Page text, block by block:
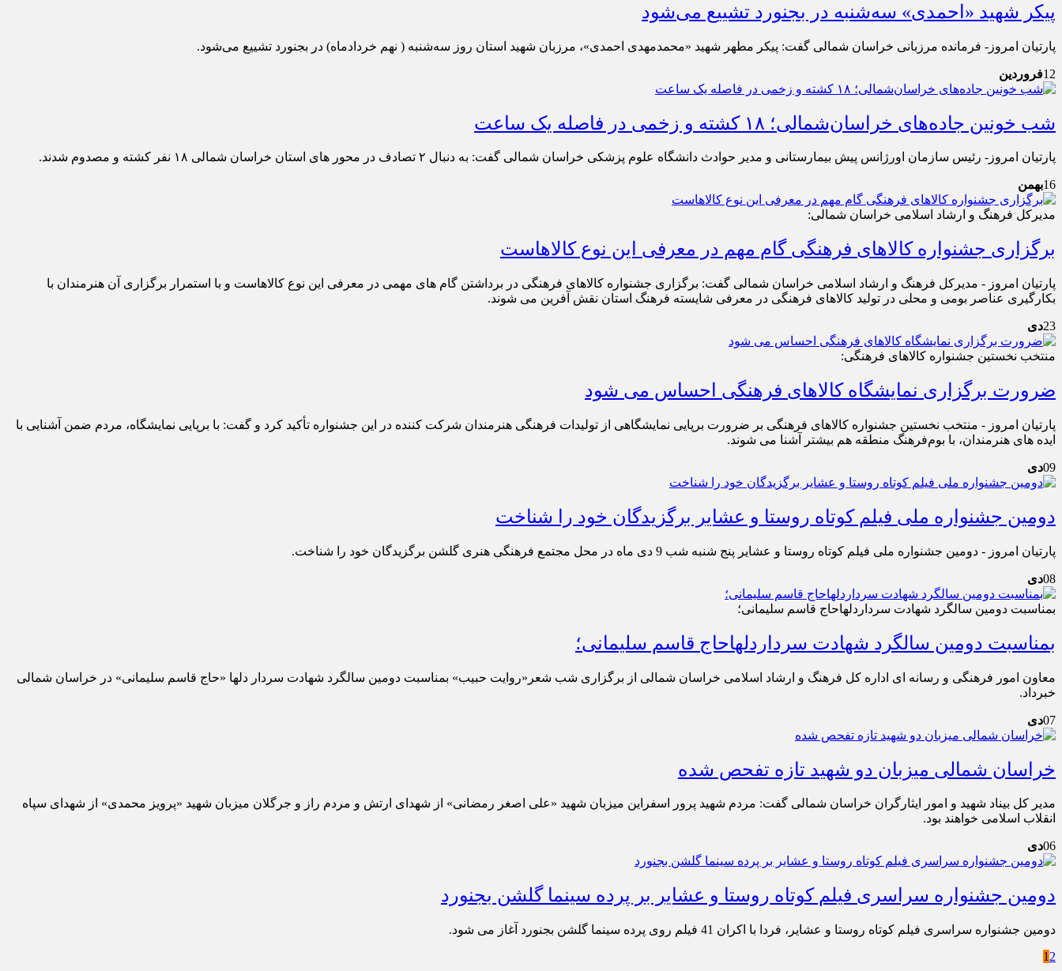
پیکر شهید «احمدی» سه‌شنبه در بجنورد تشییع می‌شود
پارتیان امروز- فرمانده مرزبانی خراسان شمالی گفت: پیکر مطهر شهید «محمدمهدی احمدی»، مرزبان شهید استان روز سه‌شنبه ( نهم خردادماه) در بجنورد تشییع می‌شود.
12فروردین
شب خونین جاده‌های خراسان‌شمالی؛ ۱۸ کشته و زخمی در فاصله یک ساعت
پارتیان امروز- رئیس سازمان اورژانس پیش بیمارستانی و مدیر حوادث دانشگاه علوم پزشکی خراسان شمالی گفت: به دنبال ۲ تصادف در محور های استان خراسان شمالی ۱۸ نفر کشته و مصدوم شدند.
16بهمن
مدیرکل فرهنگ و ارشاد اسلامی خراسان شمالی:
برگزاری جشنواره کالاهای فرهنگی گام مهم در معرفی این نوع کالاهاست
پارتیان امروز - مدیرکل فرهنگ و ارشاد اسلامی خراسان شمالی گفت: برگزاری جشنواره کالاهای فرهنگی در برداشتن گام های مهمی در معرفی این نوع کالاهاست و با استمرار برگزاری آن هنرمندان با
بکارگیری عناصر بومی و محلی در تولید کالاهای فرهنگی در معرفی شایسته فرهنگ استان نقش آفرین می شوند.
23دی
منتخب نخستین جشنواره کالاهای فرهنگی:
ضرورت برگزاری نمایشگاه کالاهای فرهنگی احساس می شود
پارتیان امروز - منتخب نخستین جشنواره کالاهای فرهنگی بر ضرورت برپایی نمایشگاهی از تولیدات فرهنگی هنرمندان شرکت کننده در این جشنواره تأکید کرد و گفت: با برپایی نمایشگاه، مردم ضمن آشنایی با
ایده های هنرمندان، با بوم‌فرهنگ منطقه هم بیشتر آشنا می شوند.
09دی
دومین جشنواره ملی فیلم کوتاه روستا و عشایر برگزیدگان خود را شناخت
پارتیان امروز - دومین جشنواره ملی فیلم کوتاه روستا و عشایر پنج شنبه شب 9 دی ماه در محل مجتمع فرهنگی هنری گلشن برگزیدگان خود را شناخت.
08دی
بمناسبت دومین سالگرد شهادت سرداردلهاحاج قاسم سلیمانی؛
بمناسبت دومین سالگرد شهادت سرداردلهاحاج قاسم سلیمانی؛
معاون امور فرهنگی و رسانه ای اداره کل فرهنگ و ارشاد اسلامی خراسان شمالی از برگزاری شب شعر«روایت حبیب» بمناسبت دومین سالگرد شهادت سردار دلها «حاج قاسم سلیمانی» در خراسان شمالی
خبرداد.
07دی
خراسان شمالی میزبان دو شهید تازه تفحص شده
مدیر کل بیناد شهید و امور ایثارگران خراسان شمالی گفت: مردم شهید پرور اسفراین میزبان شهید «علی اصغر رمضانی» از شهدای ارتش و مردم راز و جرگلان میزبان شهید «پرویز محمدی» از شهدای سپاه
انقلاب اسلامی خواهند بود.
06دی
دومین جشنواره سراسری فیلم کوتاه روستا و عشایر بر پرده سینما گلشن بجنورد
دومین جشنواره سراسری فیلم کوتاه روستا و عشایر، فردا با اکران 41 فیلم روی پرده سینما گلشن بجنورد آغاز می شود.
1 2